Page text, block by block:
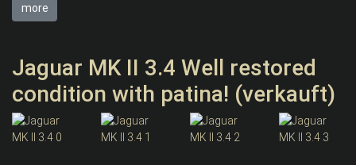
more
Jaguar MK II 3.4 Well restored
condition with patina! (verkauft)